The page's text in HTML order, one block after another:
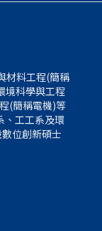
材料工程(簡稱
境科學與工程
(簡稱電機)等
、工工系及環
位創新碩士